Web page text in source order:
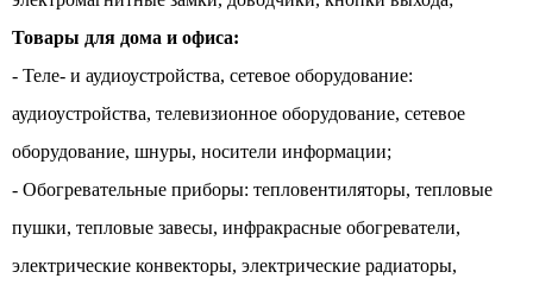
Товары для дома и офиса:
- Теле- и аудиоустройства, сетевое оборудование:
аудиоустройства, телевизионное оборудование, сетевое
оборудование, шнуры, носители информации;
- Обогревательные приборы: тепловентиляторы, тепловые
пушки, тепловые завесы, инфракрасные обогреватели,
электрические конвекторы, электрические радиаторы,